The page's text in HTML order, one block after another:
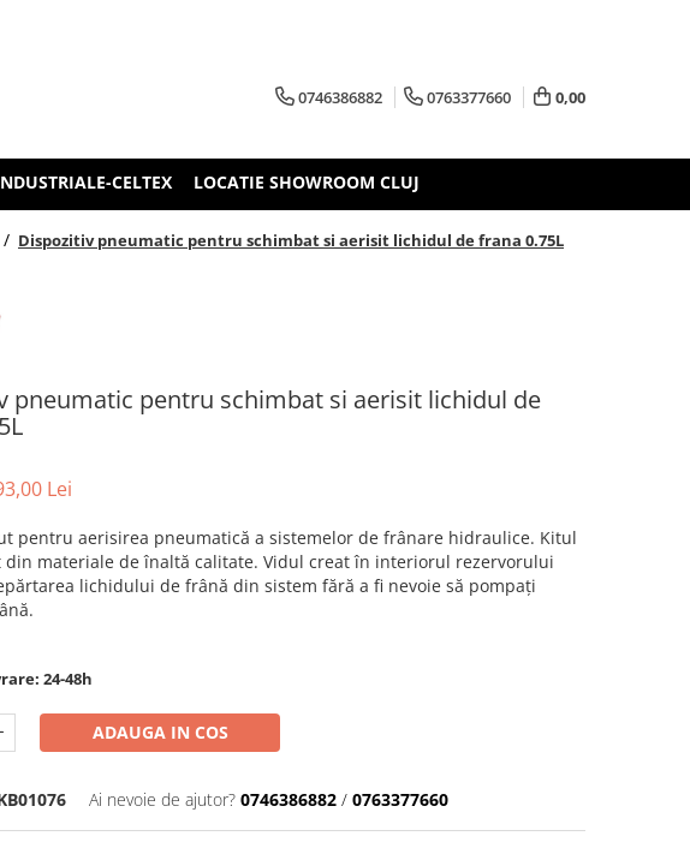
0746386882 0763377660 0,00
CELTEX LOCATIE SHOWROOM CLUJ
/ Dispozitiv pneumatic pentru schimbat si aerisit lichidul de frana 0.75L
pneumatic pentru schimbat si aerisit lichidul de
Lei
pentru aerisirea pneumatică a sistemelor de frânare hidraulice. Kitul
din materiale de înaltă calitate. Vidul creat în interiorul rezervorului
lichidului de frână din sistem fără a fi nevoie să pompați
24-48h
ADAUGA IN COS
Ai nevoie de ajutor? 0746386882 / 0763377660